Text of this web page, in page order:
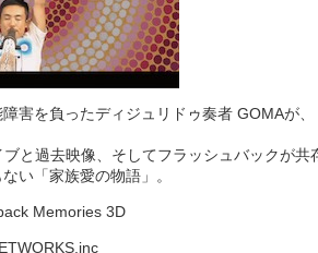
害を負ったディジュリドゥ奏者 GOMAが
と過去映像、そしてフラッシュバックが
い「家族愛の物語」。
Memories 3D